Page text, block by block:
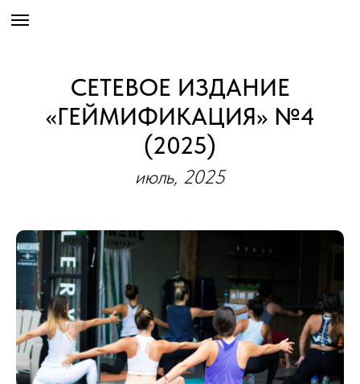
СЕТЕВОЕ ИЗДАНИЕ
«ГЕЙМИФИКАЦИЯ» №4
(2025)
июль, 2025